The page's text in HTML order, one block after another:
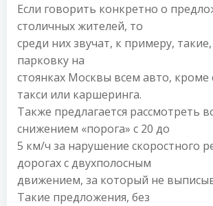
Если говорить конкретно о
столичных жителей, то
среди них звучат, к примеру,
парковку на
стоянках Москвы всем авто, кроме
такси или каршеринга.
Также предлагается рассмотреть
снижением «порога» с 20 до
5 км/ч за нарушение скоростного
дорогах с двухполосным
движением, за который не
Такие предложения, без